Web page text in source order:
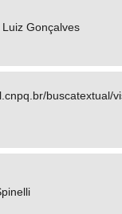
Gonçalves
buscatextual/